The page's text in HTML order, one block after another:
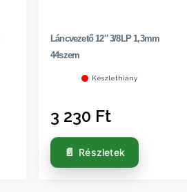
Láncvezető 12″ 3/8LP 1,3mm
44szem
Készlethiány
3 230 Ft
Részletek